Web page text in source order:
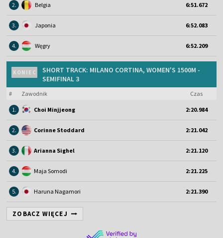
2. Belgia 6:51.672
3. Japonia 6:52.083
4. Węgry 6:52.209
KONIEC
SHORT TRACK: MILANO CORTINA, WOMEN'S 1500M -
SEMIFINAL 3
# Zawodnik Czas
1. Choi Minjjeong 2:20.984
2. Corinne Stoddard 2:21.042
3. Arianna Sighel 2:21.120
4. Maja Somodi 2:21.225
5. Haruna Nagamori 2:21.390
ZOBACZ WIĘCEJ